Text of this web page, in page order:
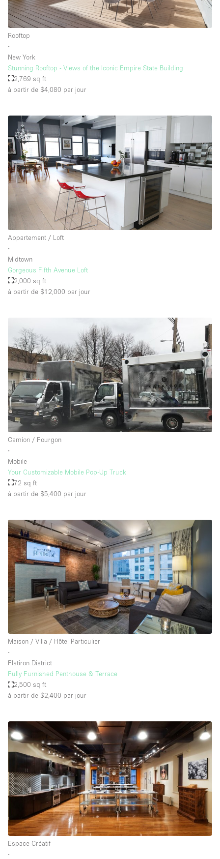
Rooftop
∙
New York
Stunning Rooftop - Views of the Iconic Empire State Building
2,769 sq ft
à partir de $4,080 par jour
Appartement / Loft
∙
Midtown
Gorgeous Fifth Avenue Loft
2,000 sq ft
à partir de $12,000 par jour
Camion / Fourgon
∙
Mobile
Your Customizable Mobile Pop-Up Truck
72 sq ft
à partir de $5,400 par jour
Maison / Villa / Hôtel Particulier
∙
Flatiron District
Fully Furnished Penthouse & Terrace
2,500 sq ft
à partir de $2,400 par jour
Espace Créatif
∙